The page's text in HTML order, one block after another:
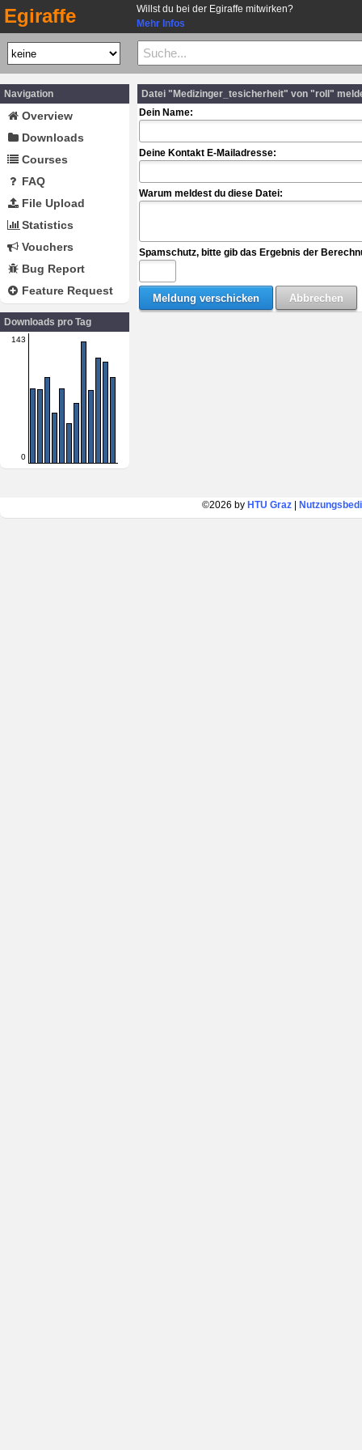
Egiraffe
Willst du bei der Egiraffe mitwirken?
Mehr Infos
Navigation
Overview
Downloads
Courses
FAQ
File Upload
Statistics
Vouchers
Bug Report
Feature Request
Downloads pro Tag
143
0
Datei "Medizinger_tesicherheit" von "roll"
Dein Name:
Deine Kontakt E-Mailadresse:
Warum meldest du diese Datei:
Spamschutz, bitte gib das Ergebnis der
©2026 by HTU Graz|